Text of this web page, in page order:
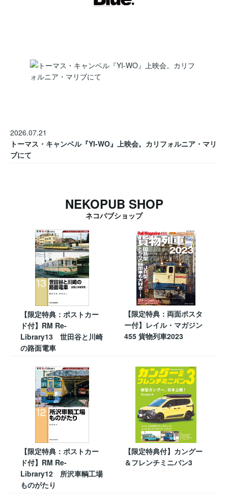
2026.07.21
トーマス・キャンベル『YI-WO』上映会。カリフォルニア・マリ
ブにて
NEKOPUB SHOP
ネコパブショップ
【限定特典：ポストカー
ド付】RM Re-
Library13 世田谷と川崎
の路面電車
【限定特典：両面ポスタ
ー付】レイル・マガジン
455 貨物列車2023
【限定特典：ポストカー
ド付】RM Re-
Library12 所沢車輌工場
ものがたり
【限定特典付】カングー
＆フレンチミニバン3